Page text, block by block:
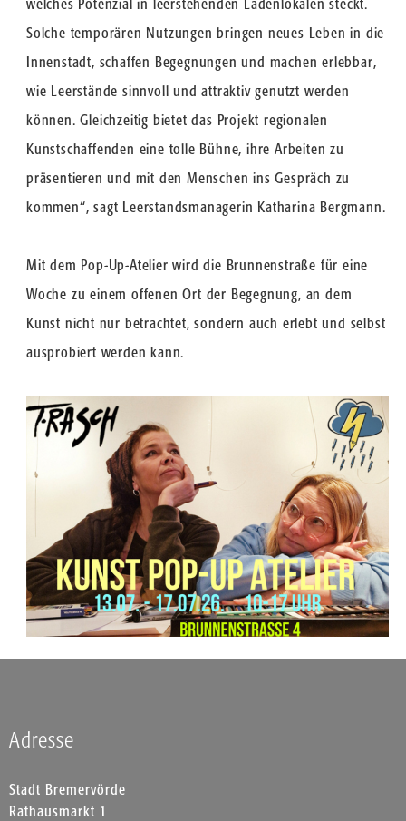
welches Potenzial in leerstehenden Ladenlokalen steckt.
Solche temporären Nutzungen bringen neues Leben in die
Innenstadt, schaffen Begegnungen und machen erlebbar,
wie Leerstände sinnvoll und attraktiv genutzt werden
können. Gleichzeitig bietet das Projekt regionalen
Kunstschaffenden eine tolle Bühne, ihre Arbeiten zu
präsentieren und mit den Menschen ins Gespräch zu
kommen“, sagt Leerstandsmanagerin Katharina Bergmann.
Mit dem Pop-Up-Atelier wird die Brunnenstraße für eine
Woche zu einem offenen Ort der Begegnung, an dem
Kunst nicht nur betrachtet, sondern auch erlebt und selbst
ausprobiert werden kann.
Adresse
Stadt Bremervörde
Rathausmarkt 1